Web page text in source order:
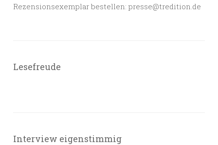
Rezensionsexemplar bestellen: presse@tredition.de
Lesefreude
Interview eigenstimmig